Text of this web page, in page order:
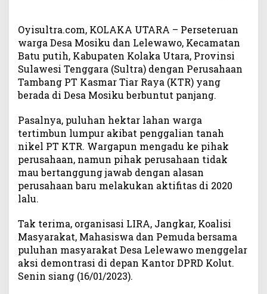
n
g
,
W
a
r
g
D
u
a
D
e
s
i
K
l
u
t
Oyisultra.com, KOLAKA UTARA – Perseteruan
warga Desa Mosiku dan Lelewawo, Kecamatan
Batu putih, Kabupaten Kolaka Utara, Provinsi
Sulawesi Tenggara (Sultra) dengan Perusahaan
Tambang PT Kasmar Tiar Raya (KTR) yang
berada di Desa Mosiku berbuntut panjang.
Pasalnya, puluhan hektar lahan warga
tertimbun lumpur akibat penggalian tanah
nikel PT KTR. Wargapun mengadu ke pihak
perusahaan, namun pihak perusahaan tidak
mau bertanggung jawab dengan alasan
perusahaan baru melakukan aktifitas di 2020
lalu.
Tak terima, organisasi LIRA, Jangkar, Koalisi
Masyarakat, Mahasiswa dan Pemuda bersama
puluhan masyarakat Desa Lelewawo menggelar
aksi demontrasi di depan Kantor DPRD Kolut.
Senin siang (16/01/2023).